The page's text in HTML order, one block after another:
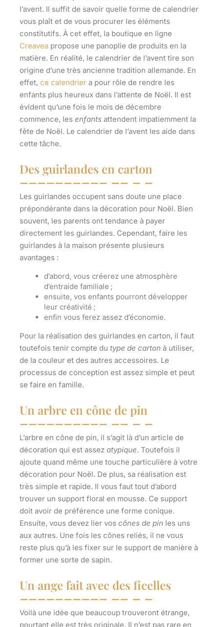
l’avent. Il suffit de savoir quelle forme de calendrier
vous plaît et de vous procurer les éléments
constitutifs. À cet effet, la boutique en ligne
Creavea propose une panoplie de produits en la
matière. En réalité, le calendrier de l’avent tire son
origine d’une très ancienne tradition allemande. En
effet, ce calendrier a pour rôle de rendre les
enfants plus heureux dans l’attente de Noël. Il est
évident qu’une fois le mois de décembre
commence, les enfants attendent impatiemment la
fête de Noël. Le calendrier de l’avent les aide dans
cette tâche.
Des guirlandes en carton
Les guirlandes occupent sans doute une place
prépondérante dans la décoration pour Noël. Bien
souvent, les parents ont tendance à payer
directement les guirlandes. Cependant, faire les
guirlandes à la maison présente plusieurs
avantages :
d’abord, vous créerez une atmosphère
d’entraide familiale ;
ensuite, vos enfants pourront développer
leur créativité ;
enfin vous ferez assez d’économie.
Pour la réalisation des guirlandes en carton, il faut
toutefois tenir compte du type de carton à utiliser,
de la couleur et des autres accessoires. Le
processus de conception est assez simple et peut
se faire en famille.
Un arbre en cône de pin
L’arbre en cône de pin, il s’agit là d’un article de
décoration qui est assez atypique. Toutefois il
ajoute quand même une touche particulière à votre
décoration pour Noël. De plus, sa réalisation est
très simple et rapide. Il vous faut tout d’abord
trouver un support floral en mousse. Ce support
doit avoir de préférence une forme conique.
Ensuite, vous devez lier vos cônes de pin les uns
aux autres. Une fois les cônes reliés, il ne vous
reste plus qu’à les fixer sur le support de manière à
former une sorte de sapin.
Un ange fait avec des ficelles
Voilà une idée que beaucoup trouveront étrange,
pourtant elle est très originale. Il n’est pas rare en